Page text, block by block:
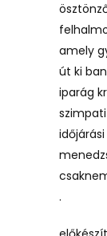
amely
út ki
iparág
.